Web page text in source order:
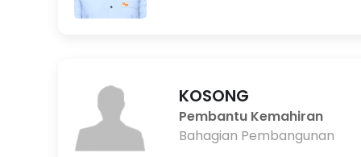
KOSONG
Pembantu Kemahiran
Bahagian Pembangunan